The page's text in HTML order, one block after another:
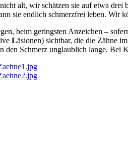
alt, wir schätzen sie auf etwa
sie endlich schmerzfrei leben. Wir
beim geringsten Anzeichen –
Läsionen) sichtbar, die die Zähne
den Schmerz unglaublich lange. Bei